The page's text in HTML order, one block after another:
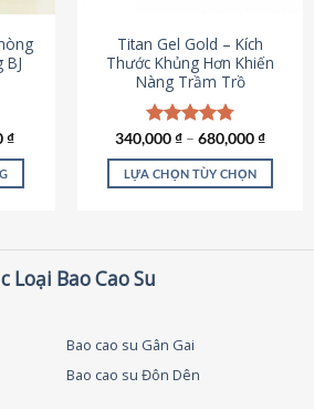
chọn
trên
trang
sản
phẩm
₫Giá
tại
Titan Gel Gold – Kích
Thước Khủng Hơn Khiến
Nàng Trầm Trồ
Được xếp
hạng4.79
5 sao
340,000₫ – 680,000₫
LỰA CHỌN TÙY CHỌN
thể.
tùy
Loại Bao Cao Su
Bao cao su Gân Gai
Bao cao su Đôn Dên